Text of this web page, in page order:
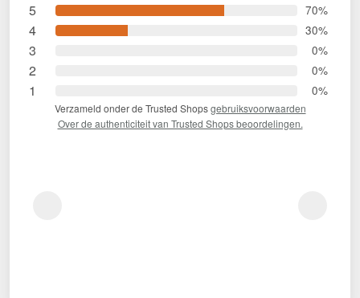
5 70%
4 30%
3 0%
2 0%
1 0%
Verzameld onder de Trusted Shopsgebruiksvoorwaarden
Over de authenticiteit van Trusted Shops beoordelingen.